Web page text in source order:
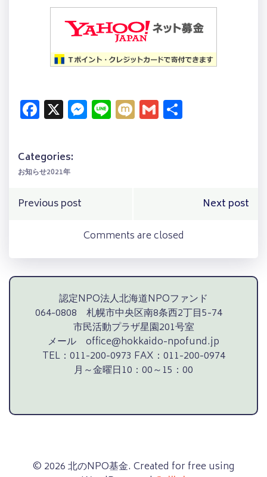
Facebook
X Messenger
LineMixiGmail
Categories:
お知らせ2021年
Post
navigation
Previous post
navigation
Next post
Comments are closed
認定NPO法人北海道NPOファンド
064-0808 札幌市中央区南8条西2丁目5-74
市民活動プラザ星園201号室
メール office@hokkaido-npofund.jp
TEL：011-200-0973 FAX：011-200-0974
月～金曜日10：00～15：00
© 2026 北のNPO基金. Created for free using